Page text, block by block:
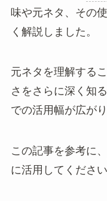
味や元ネタ、その
く解説しました。
元ネタを理解する
さをさらに深く知
での活用幅が広がり
この記事を参考に、
に活用してください